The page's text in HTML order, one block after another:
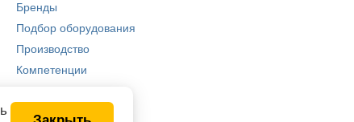
Бренды
Подбор оборудования
Производство
Компетенции